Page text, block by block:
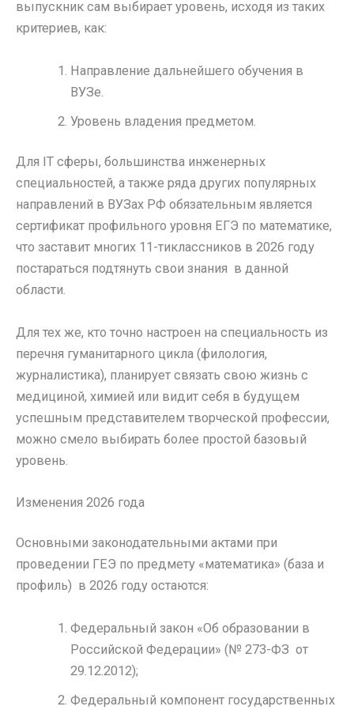
выпускник сам выбирает уровень, исходя из таких
критериев, как:
Направление дальнейшего обучения в
ВУЗе.
Уровень владения предметом.
Для IT сферы, большинства инженерных
специальностей, а также ряда других популярных
направлений в ВУЗах РФ обязательным является
сертификат профильного уровня ЕГЭ по математике,
что заставит многих 11-тиклассников в 2026 году
постараться подтянуть свои знания в данной
области.
Для тех же, кто точно настроен на специальность из
перечня гуманитарного цикла (филология,
журналистика), планирует связать свою жизнь с
медициной, химией или видит себя в будущем
успешным представителем творческой профессии,
можно смело выбирать более простой базовый
уровень.
Изменения 2026 года
Основными законодательными актами при
проведении ГЕЭ по предмету «математика» (база и
профиль) в 2026 году остаются:
Федеральный закон «Об образовании в
Российской Федерации» (№ 273-ФЗ от
29.12.2012);
Федеральный компонент государственных